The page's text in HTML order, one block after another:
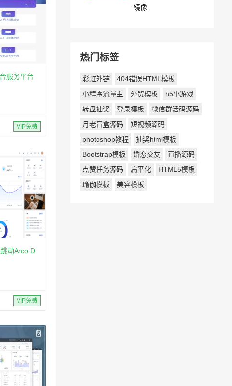
服务平台
VIP免费
动Arco D
VIP免费
镜像
热门标签
彩虹外链
404错误HTML模板
小程序流量主
外贸模板
h5小游戏
转盘抽奖
登录模板
微信群活码源码
月老盲盒源码
短视频源码
photoshop教程
抽奖html模板
Bootstrap模板
婚恋交友
直播源码
点赞任务源码
扁平化
HTML5模板
瑜伽模板
美容模板